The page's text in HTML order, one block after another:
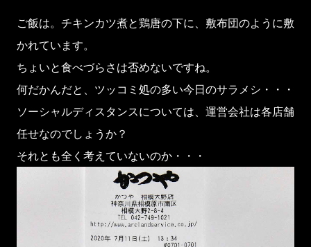
ご飯は。チキンカツ煮と鶏唐の下に、敷布団のように敷
かれています。
ちょいと食べづらさは否めないですね。
何だかんだと、ツッコミ処の多い今日のサラメシ・・・
ソーシャルディスタンスについては、運営会社は各店舗
任せなのでしょうか？
それとも全く考えていないのか・・・